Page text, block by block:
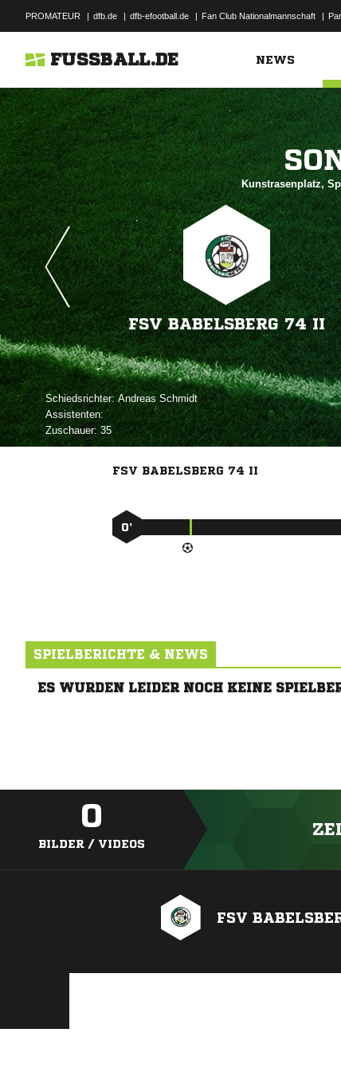
PROMATEUR | dfb.de | dfb-efootball.de | Fan Club Nationalmannschaft |
FUSSBALL.DE NEWS
Kunstrasenplatz,
FSV BABELSBERG 74 II
Schiedsrichter: 
Assistenten:
Zuschauer:35
FSV BABELSBERG 74 II
0’
SPIELBERICHTE & NEWS
ES WURDEN LEIDER NOCH KEINE
0
BILDER / VIDEOS
FSV